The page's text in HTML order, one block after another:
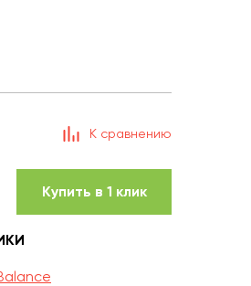
К сравнению
Купить в 1 клик